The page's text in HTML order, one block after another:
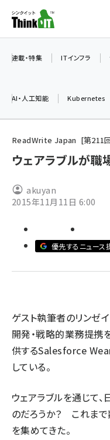
ン
ツ
加藤銘のチーム
北海道をのんび
genai (1492)
連載・特集 ITインフラ
AI・人工知能 Kubernetes
ReadWrite Japan 第211
ウェアラブルが職
akuyan
2015年11月11日 6:00
優先するニュース
ゲスト執筆者のリンゼ
開発・戦略的業務提携
供するSalesforce
している。
ウェアラブルを通じて
のだろうか？ これま
を集めてきた。